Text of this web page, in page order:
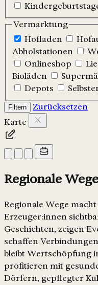
Vermarktung
Hofladen
Abholstationen
Onlineshop
Bioläden
Depots
Filtern
Zurücksetzen
Karte
Regionale Wege
Regionale Wege
Erzeuger:innen
Geschichten, zeigen
schaffen
bleibt Wertschöpfung
profitieren mit
Dörfern, gepflegter